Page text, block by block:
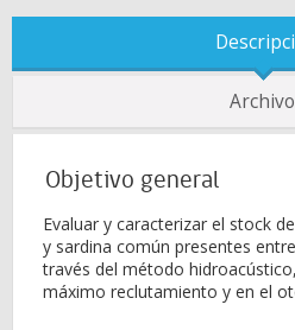
Objetivo general
Evaluar y caracterizar el stock
y sardina común presentes
través del método
máximo reclutamiento y en el